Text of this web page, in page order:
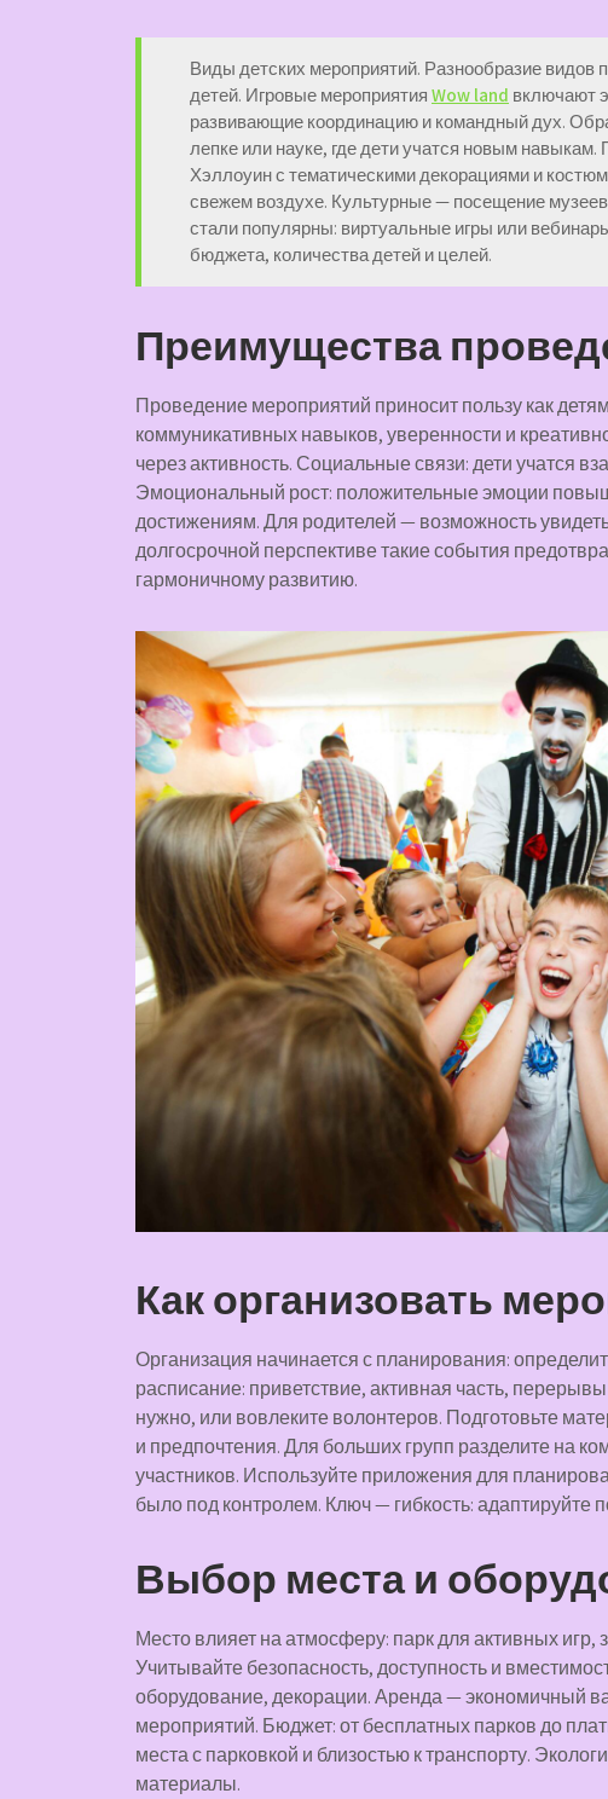
Виды детских мероприятий. Разнообразие видов
детей. Игровые мероприятия Wow land включают
развивающие координацию и командный дух.
лепке или науке, где дети учатся новым
Хэллоуин с тематическими декорациями и
свежем воздухе. Культурные — посещение
стали популярны: виртуальные игры или
бюджета, количества детей и целей.
Преимущества
Проведение мероприятий приносит пользу как
коммуникативных навыков, уверенности и
через активность. Социальные связи: дети учатся
Эмоциональный рост: положительные эмоции
достижениям. Для родителей — возможность
долгосрочной перспективе такие события
гармоничному развитию.
Как организовать
Организация начинается с планирования:
расписание: приветствие, активная часть,
нужно, или вовлеките волонтеров. Подготовьте
и предпочтения. Для больших групп разделите на
участников. Используйте приложения для
было под контролем. Ключ — гибкость: адаптируйте
Выбор места и
Место влияет на атмосферу: парк для активных
Учитывайте безопасность, доступность и
оборудование, декорации. Аренда — экономичный
мероприятий. Бюджет: от бесплатных парков до
места с парковкой и близостью к транспорту.
материалы.